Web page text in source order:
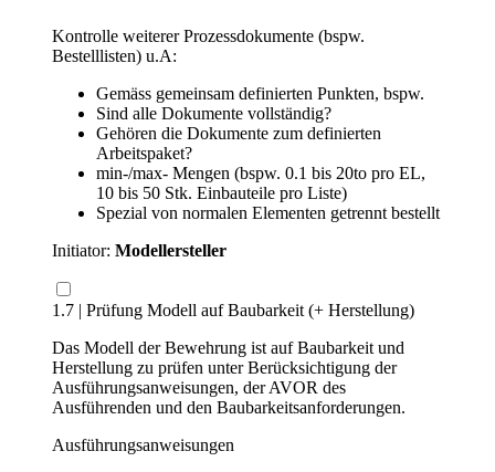
Kontrolle weiterer Prozessdokumente (bspw.
Bestelllisten) u.A:
Gemäss gemeinsam definierten Punkten, bspw.
Sind alle Dokumente vollständig?
Gehören die Dokumente zum definierten
Arbeitspaket?
min-/max- Mengen (bspw. 0.1 bis 20to pro EL,
10 bis 50 Stk. Einbauteile pro Liste)
Spezial von normalen Elementen getrennt bestellt
Initiator: Modellersteller
1.7 | Prüfung Modell auf Baubarkeit (+ Herstellung)
Das Modell der Bewehrung ist auf Baubarkeit und
Herstellung zu prüfen unter Berücksichtigung der
Ausführungsanweisungen, der AVOR des
Ausführenden und den Baubarkeitsanforderungen.
Ausführungsanweisungen